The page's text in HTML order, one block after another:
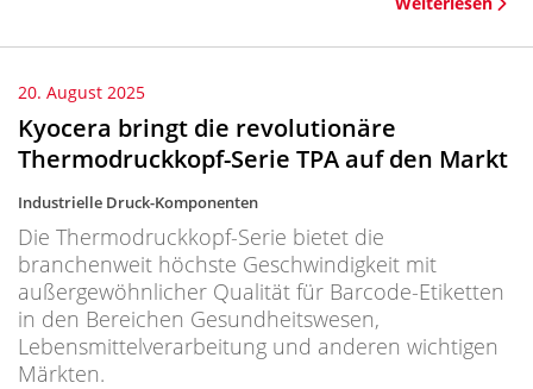
20. August 2025
Kyocera bringt die revolutionäre
Thermodruckkopf-Serie TPA auf den Markt
Industrielle Druck-Komponenten
Die Thermodruckkopf-Serie bietet die
branchenweit höchste Geschwindigkeit mit
außergewöhnlicher Qualität für Barcode-Etiketten
in den Bereichen Gesundheitswesen,
Lebensmittelverarbeitung und anderen wichtigen
Märkten.